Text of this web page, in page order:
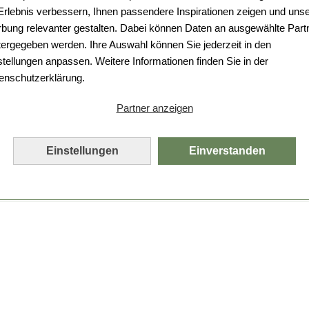
verbessern, Ihnen passendere Inspirationen zeigen und
relevanter gestalten. Dabei können Daten an ausgewählte
werden. Ihre Auswahl können Sie jederzeit in den
anpassen. Weitere Informationen finden Sie in der
Partner anzeigen
Einstellungen Einverstanden